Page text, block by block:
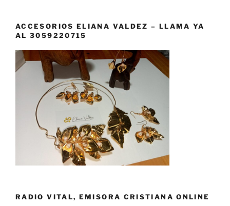
ACCESORIOS ELIANA VALDEZ – LLAMA YA
AL 3059220715
RADIO VITAL, EMISORA CRISTIANA ONLINE